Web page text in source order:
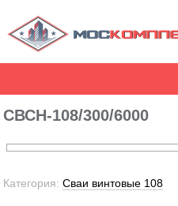
СВСН-108/300/6000
Категория:Сваи винтовые 108